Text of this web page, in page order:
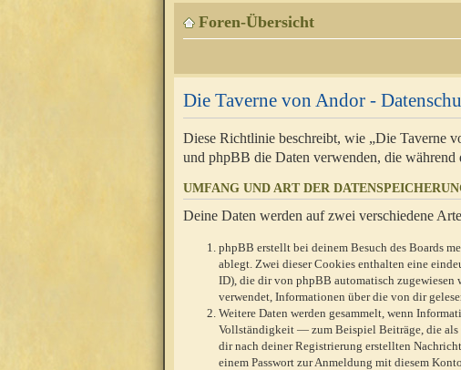
Foren-Übersicht
Die Taverne von Andor -
Diese Richtlinie beschreibt, wie „Die Taverne
und phpBB die Daten verwenden, die während
UMFANG UND ART DER
Deine Daten werden auf zwei verschiedene
phpBB erstellt bei deinem Besuch des Boards
ablegt. Zwei dieser Cookies enthalten eine
ID), die dir von phpBB automatisch
verwendet, Informationen über die von dir
Weitere Daten werden gesammelt, wenn
Vollständigkeit — zum Beispiel Beiträge, die als
dir nach deiner Registrierung erstellten
einem Passwort zur Anmeldung mit diesem